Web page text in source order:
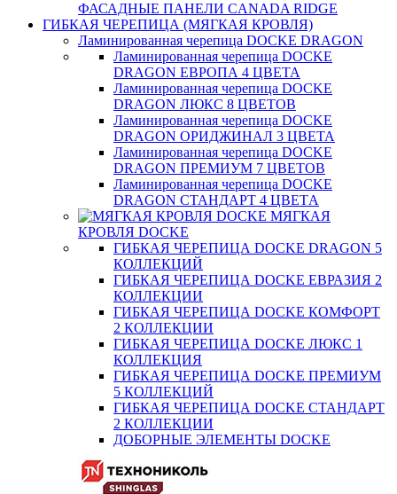
ФАСАДНЫЕ ПАНЕЛИ CANADA RIDGE
ГИБКАЯ ЧЕРЕПИЦА (МЯГКАЯ КРОВЛЯ)
Ламинированная черепица DOCKE DRAGON
Ламинированная черепица DOCKE
DRAGON ЕВРОПА 4 ЦВЕТА
Ламинированная черепица DOCKE
DRAGON ЛЮКС 8 ЦВЕТОВ
Ламинированная черепица DOCKE
DRAGON ОРИДЖИНАЛ 3 ЦВЕТА
Ламинированная черепица DOCKE
DRAGON ПРЕМИУМ 7 ЦВЕТОВ
Ламинированная черепица DOCKE
DRAGON СТАНДАРТ 4 ЦВЕТA
МЯГКАЯ
КРОВЛЯ DOCKE
ГИБКАЯ ЧЕРЕПИЦА DOCKE DRAGON 5
КОЛЛЕКЦИЙ
ГИБКАЯ ЧЕРЕПИЦА DOCKE ЕВРАЗИЯ 2
КОЛЛЕКЦИИ
ГИБКАЯ ЧЕРЕПИЦА DOCKE КОМФОРТ
2 КОЛЛЕКЦИИ
ГИБКАЯ ЧЕРЕПИЦА DOCKE ЛЮКС 1
КОЛЛЕКЦИЯ
ГИБКАЯ ЧЕРЕПИЦА DOCKE ПРЕМИУМ
5 КОЛЛЕКЦИЙ
ГИБКАЯ ЧЕРЕПИЦА DOCKE СТАНДАРТ
2 КОЛЛЕКЦИИ
ДОБОРНЫЕ ЭЛЕМЕНТЫ DOCKE